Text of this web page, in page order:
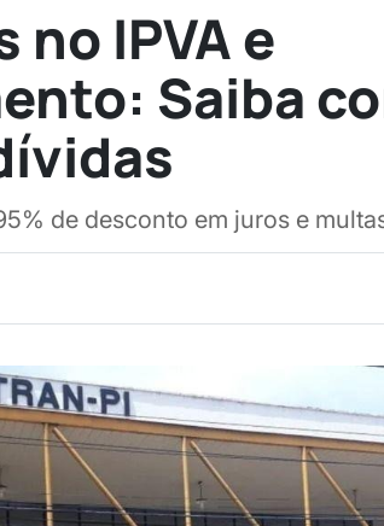
no IPVA e
Saiba
de desconto em juros e